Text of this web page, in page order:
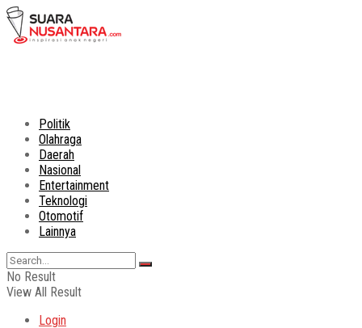
Politik
Olahraga
Daerah
Nasional
Entertainment
Teknologi
Otomotif
Lainnya
No Result
View All Result
Login